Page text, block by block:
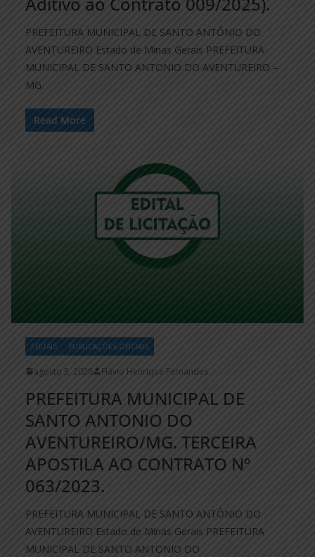
PREFEITURA MUNICIPAL DE SANTO ANTÔNIO DO
AVENTUREIRO Estado de Minas Gerais PREFEITURA
MUNICIPAL DE SANTO ANTONIO DO AVENTUREIRO –
MG.
Read More
EDITAIS PUBLICAÇÕES OFICIAIS
agosto 5, 2026 Flávio Henrique Fernandes
PREFEITURA MUNICIPAL DE
SANTO ANTONIO DO
AVENTUREIRO/MG. TERCEIRA
APOSTILA AO CONTRATO Nº
063/2023.
PREFEITURA MUNICIPAL DE SANTO ANTÔNIO DO
AVENTUREIRO Estado de Minas Gerais PREFEITURA
MUNICIPAL DE SANTO ANTONIO DO